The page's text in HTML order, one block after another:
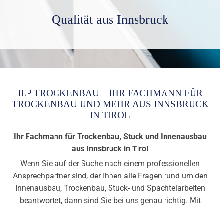
Qualität aus Innsbruck
ILP TROCKENBAU – IHR FACHMANN FÜR
TROCKENBAU UND MEHR AUS INNSBRUCK
IN TIROL
Ihr Fachmann für Trockenbau, Stuck und Innenausbau
aus Innsbruck in Tirol
Wenn Sie auf der Suche nach einem professionellen
Ansprechpartner sind, der Ihnen alle Fragen rund um den
Innenausbau, Trockenbau, Stuck- und Spachtelarbeiten
beantwortet, dann sind Sie bei uns genau richtig. Mit